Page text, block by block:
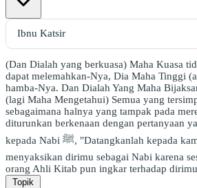
(Dan Dialah yang berkuasa) Maha Kuasa
dapat melemahkan-Nya, Dia Maha Tinggi
hamba-Nya. Dan Dialah Yang Maha
(lagi Maha Mengetahui) Semua yang
sebagaimana halnya yang tampak pada
diturunkan berkenaan dengan pertanyaan
kepada Nabi ﷺ, "Datangkanlah kepada kami orang yang
menyaksikan dirimu sebagai Nabi karena
orang Ahli Kitab pun ingkar terhadap
Topik